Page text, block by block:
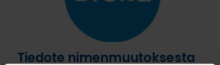
Tiedote nimenmuutoksesta